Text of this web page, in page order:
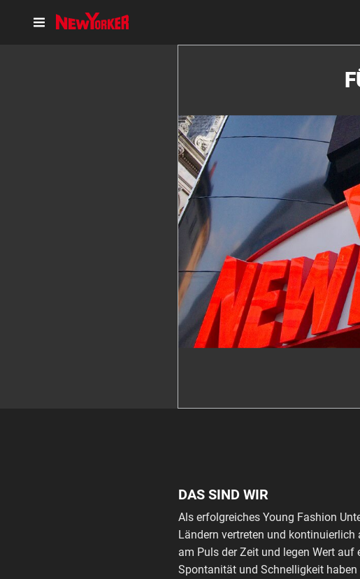
DAS SIND WIR
Als erfolgreiches Young Fashion
Ländern vertreten und
am Puls der Zeit und legen Wert
Spontanität und Schnelligkeit